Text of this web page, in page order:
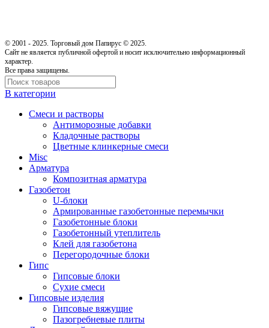
© 2001 - 2025. Торговый дом Папирус © 2025.
Cайт не является публичной офертой и носит исключительно информационный
характер.
Все права защищены.
В категории
Cмеси и растворы
Антиморозные добавки
Кладочные растворы
Цветные клинкерные смеси
Misc
Арматура
Композитная арматура
Газобетон
U-блоки
Армированные газобетонные перемычки
Газобетонные блоки
Газобетонный утеплитель
Клей для газобетона
Перегородочные блоки
Гипс
Гипсовые блоки
Сухие смеси
Гипсовые изделия
Гипсовые вяжущие
Пазогребневые плиты